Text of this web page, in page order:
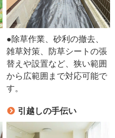
●除草作業、砂利の撤去、
雑草対策、防草シートの張
替えや設置など、狭い範囲
から広範囲まで対応可能で
す。
引越しの手伝い